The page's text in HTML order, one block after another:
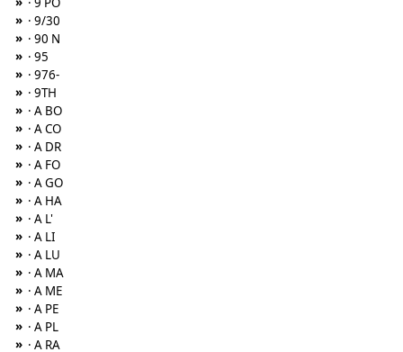
» · 9/30
» · 90 N
» · 95
» · 976-
» · 9TH
» · A BO
» · A CO
» · A DR
» · A FO
» · A GO
» · A HA
» · A L'
» · A LI
» · A LU
» · A MA
» · A ME
» · A PE
» · A PL
» · A RA